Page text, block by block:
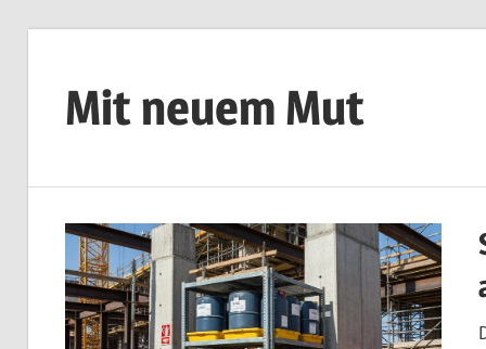
springenMit neuem Mut